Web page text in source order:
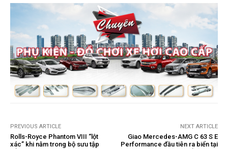
PREVIOUS ARTICLE
Rolls-Royce Phantom VIII “lột
xác” khi nằm trong bộ sưu tập
NEXT ARTICLE
Giao Mercedes-AMG C 63 S E
Performance đầu tiên ra biển tại